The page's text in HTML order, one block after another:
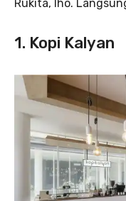
Rukita, lho.
1. Kopi Kalyan